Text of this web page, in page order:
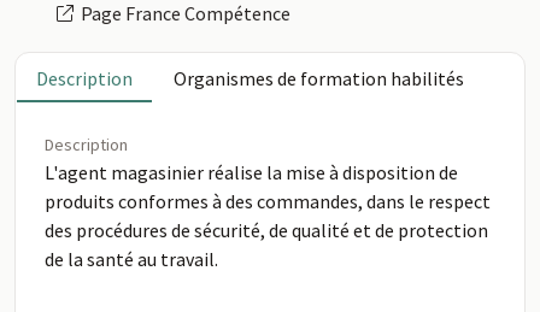
Page France Compétence
Description Organismes de formation habilités
Description
L'agent magasinier réalise la mise à disposition de
produits conformes à des commandes, dans le respect
des procédures de sécurité, de qualité et de protection
de la santé au travail.